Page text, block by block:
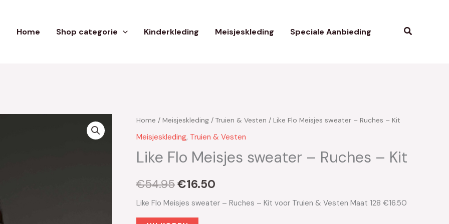
Home Shop categorie Kinderkleding Meisjeskleding Speciale Aanbieding Zoeken
Home / Meisjeskleding / Truien & Vesten / Like Flo Meisjes sweater – Ruches – Kit
Meisjeskleding, Truien & Vesten
Like Flo Meisjes sweater – Ruches – Kit
€54.95
Oorspronkelijke
prijs
was:
€54.95.
€16.50
Huidige
prijs
is:
Like Flo Meisjes sweater – Ruches – Kit voor Truien & Vesten Maat 128 €16.50